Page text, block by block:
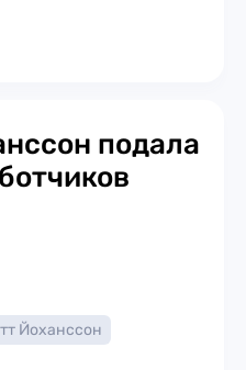
подала
Йоханссон